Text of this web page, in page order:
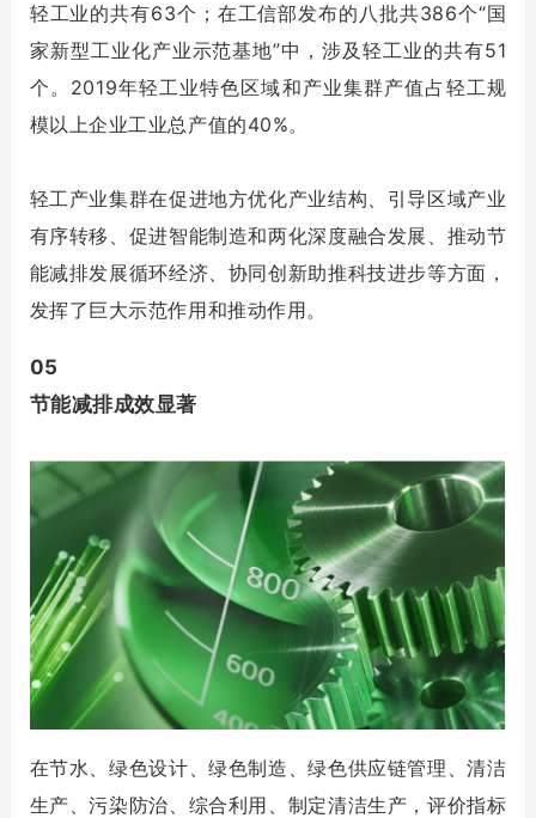
轻工业的共有63个；在工信部发布的八批共386个“国
家新型工业化产业示范基地”中，涉及轻工业的共有51
个。2019年轻工业特色区域和产业集群产值占轻工规
模以上企业工业总产值的40%。
轻工产业集群在促进地方优化产业结构、引导区域产业
有序转移、促进智能制造和两化深度融合发展、推动节
能减排发展循环经济、协同创新助推科技进步等方面，
发挥了巨大示范作用和推动作用。
05
节能减排成效显著
在节水、绿色设计、绿色制造、绿色供应链管理、清洁
生产、污染防治、综合利用、制定清洁生产，评价指标